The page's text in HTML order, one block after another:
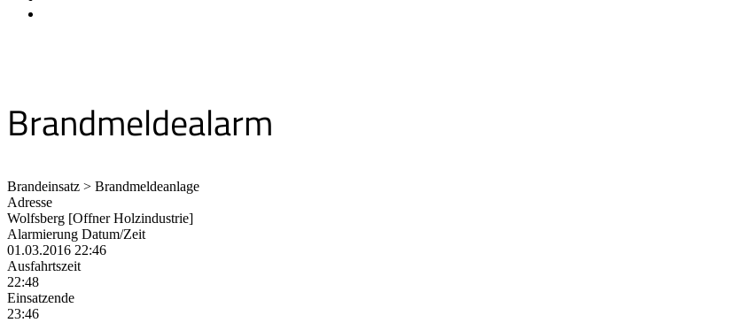
Brandmeldealarm
Brandeinsatz > Brandmeldeanlage
Adresse
Wolfsberg [Offner Holzindustrie]
Alarmierung Datum/Zeit
01.03.2016 22:46
Ausfahrtszeit
22:48
Einsatzende
23:46